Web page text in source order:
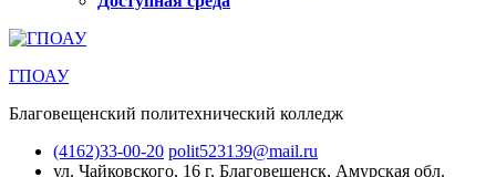
ГПОАУ
Благовещенский политехнический колледж
(4162)33-00-20 polit523139@mail.ru
ул. Чайковского, 16 г. Благовещенск, Амурская обл.